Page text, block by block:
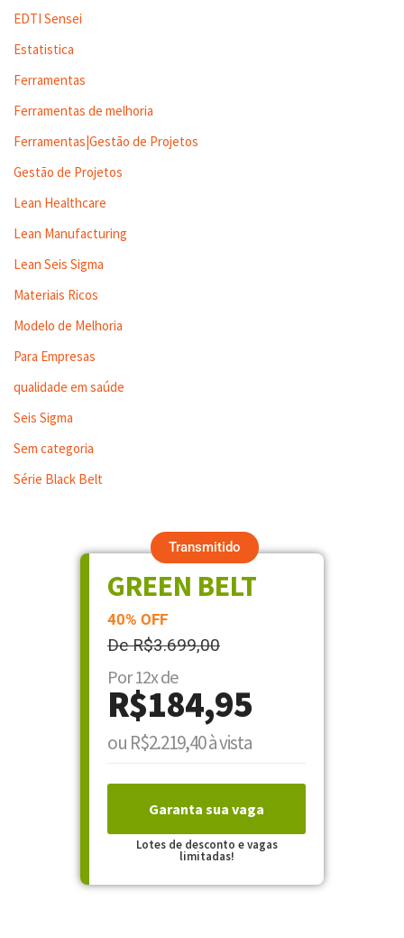
EDTI Sensei
Estatistica
Ferramentas
Ferramentas de melhoria
Ferramentas|Gestão de Projetos
Gestão de Projetos
Lean Healthcare
Lean Manufacturing
Lean Seis Sigma
Materiais Ricos
Modelo de Melhoria
Para Empresas
qualidade em saúde
Seis Sigma
Sem categoria
Série Black Belt
Transmitido
GREEN BELT
40% OFF
De R$3.699,00
Por 12x de
R$184,95
ou R$2.219,40 à vista
Garanta sua vaga
Lotes de desconto e vagas
limitadas!